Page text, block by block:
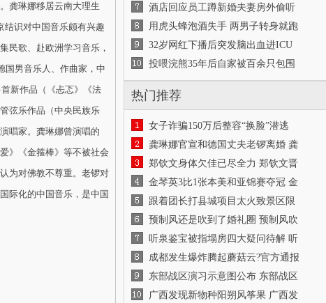
龚琳娜移居云南大理生
结识对中国音乐颇有兴趣
民歌、赴欧洲学习音乐，
国男音乐人、作曲家，中
新作品（《忐忑》《法
弦乐作品（中央民族乐
唱家。龚琳娜曾演唱的
》《金箍棒》等不被社会
为对佛教不尊重。老锣对
际化的中国音乐，是中国
酒店回应员工蹲新婚夫妻房外偷听
用虎头蜂泡酒失手 两男子转身就跑
32岁网红下播后突发脑出血进ICU
投喂浣熊35年后自家被百余只包围
热门推荐
女子诈骗150万后整容“换脸”潜逃
龚琳娜官宣和德国丈夫老锣离婚 龚
郑钦文身体欠佳已尽全力 郑钦文晋
金琴英3比1张本美和亚锦赛夺冠 金
跟着团长打县城项目太火致景区限
预制风还是吹到了婚礼圈 预制风吹
听泉鉴宝被指塌房四大疑问待解 听
成都发生爆炸腾起蘑菇云?官方通报
东部战区演习示意图公布 东部战区
广西发现新物种阳朔风筝果 广西发